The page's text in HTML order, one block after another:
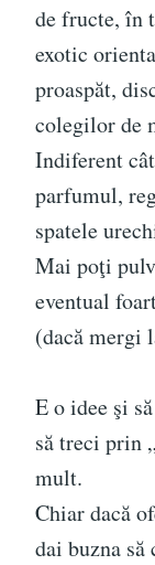
de fructe, în
exotic
proaspăt,
colegilor de
Indiferent
parfumul,
spatele
Mai poţi
eventual
(dacă mergi
E o idee şi
să treci prin
mult.
Chiar dacă
dai buzna